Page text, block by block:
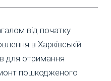
від початку
в Харківській
для отримання
пошкодженого